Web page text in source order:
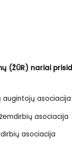
(ŽŪR) nariai
augintojų asociacija
asociacija
asociacija